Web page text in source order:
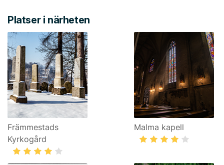
Platser i närheten
Främmestads
Kyrkogård
Malma kapell